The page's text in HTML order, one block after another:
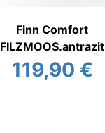
Finn Comfort
FILZMOOS.antrazit
Hausschuhe warm
119,90 €